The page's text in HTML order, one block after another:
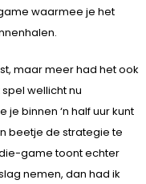
waarmee je het
maar meer had het ook
wellicht nu
binnen ‘n half uur kunt
beetje de strategie te
game toont echter
nemen, dan had ik